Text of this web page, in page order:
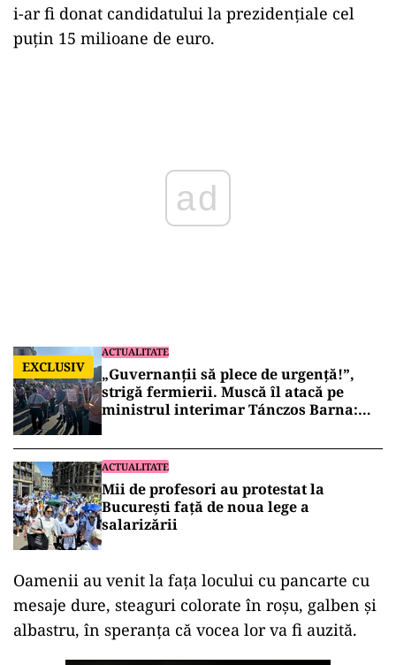
i-ar fi donat candidatului la prezidențiale cel
puțin 15 milioane de euro.
ad
EXCLUSIV
ACTUALITATE
„Guvernanții să plece de urgență!”,
strigă fermierii. Muscă îl atacă pe
ministrul interimar Tánczos Barna:
ACTUALITATE
Mii de profesori au protestat la
București față de noua lege a
salarizării
Oamenii au venit la fața locului cu pancarte cu
mesaje dure, steaguri colorate în roșu, galben și
albastru, în speranța că vocea lor va fi auzită.